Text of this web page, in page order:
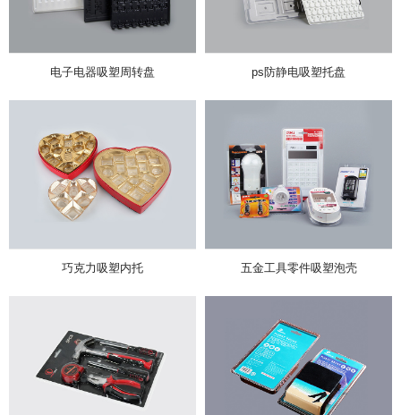
电子电器吸塑周转盘 ps防静电吸塑托盘
巧克力吸塑内托 五金工具零件吸塑泡壳